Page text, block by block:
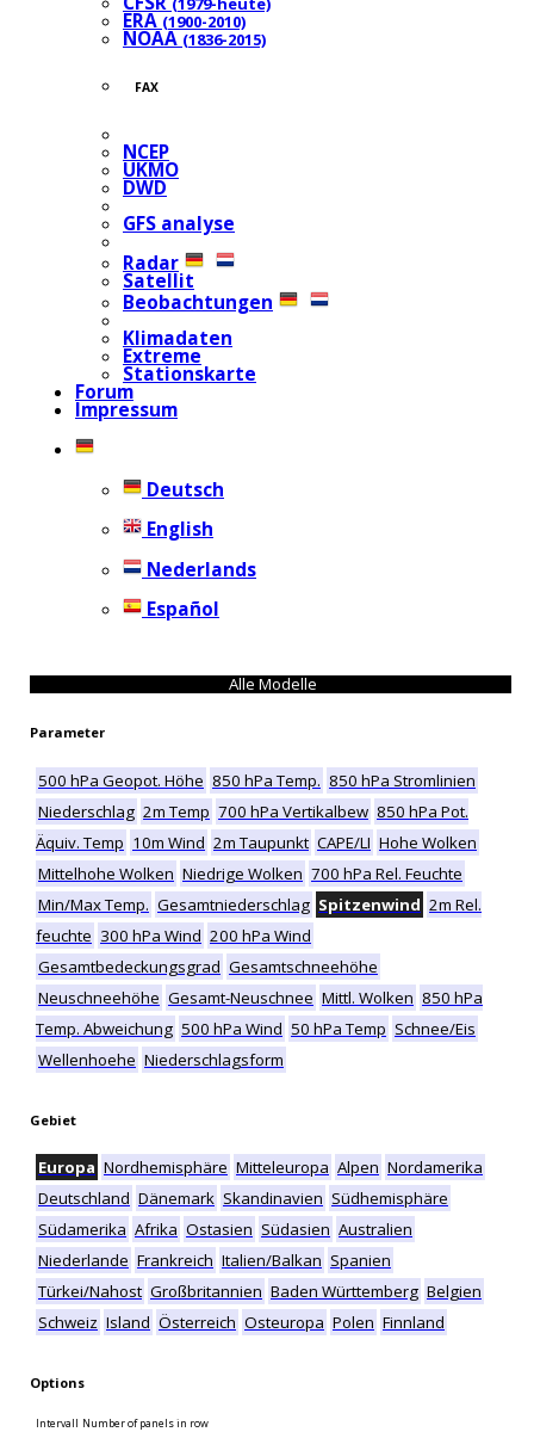
ERA (1900-2010)
NOAA (1836-2015)
FAX
NCEP
UKMO
DWD
GFS analyse
Radar
Satellit
Beobachtungen
Klimadaten
Extreme
Stationskarte
Forum
Impressum
Deutsch
English
Nederlands
Español
Alle Modelle
Parameter
500 hPa Geopot. Höhe 850 hPa Temp. 850 hPa Stromlinien
Niederschlag 2m Temp 700 hPa Vertikalbew 850 hPa Pot.
Äquiv. Temp 10m Wind 2m Taupunkt CAPE/LI Hohe Wolken
Mittelhohe Wolken Niedrige Wolken 700 hPa Rel. Feuchte
Min/Max Temp. Gesamtniederschlag Spitzenwind 2m Rel.
feuchte 300 hPa Wind 200 hPa Wind
Gesamtbedeckungsgrad Gesamtschneehöhe
Neuschneehöhe Gesamt-Neuschnee Mittl. Wolken 850 hPa
Temp. Abweichung 500 hPa Wind 50 hPa Temp Schnee/Eis
Wellenhoehe Niederschlagsform
Gebiet
Europa Nordhemisphäre Mitteleuropa Alpen Nordamerika
Deutschland Dänemark Skandinavien Südhemisphäre
Südamerika Afrika Ostasien Südasien Australien
Niederlande Frankreich Italien/Balkan Spanien
Türkei/Nahost Großbritannien Baden Württemberg Belgien
Schweiz Island Österreich Osteuropa Polen Finnland
Options
Intervall Number of panels in row